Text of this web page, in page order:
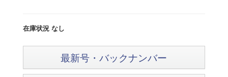
在庫状況 なし
最新号・バックナンバー